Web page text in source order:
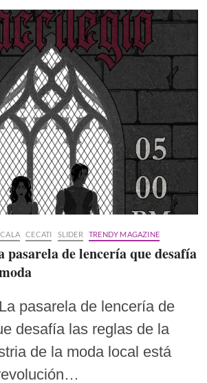
CECATI SLIDER TRENDY MAGAZINE
pasarela de lencería que desafía
pasarela de lencería de
desafía las reglas de la
de la moda local está